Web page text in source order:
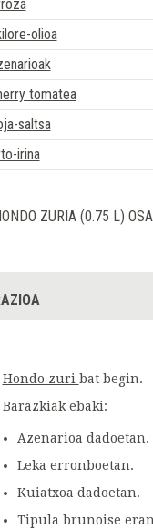
olioa
tomatea
saltsa
irina
ZURIA (0.75 L)
Hondo zuri bat begin.
Barazkiak ebaki:
Azenarioa dadoetan.
Leka erronboetan.
Kuiatxoa dadoetan.
Tipula brunoise